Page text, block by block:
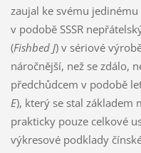
zaujal ke svému
v podobě SSSR
(Fishbed J) v sériové
náročnější, než se zdálo,
předchůdcem v podobě
E), který se stal základem
prakticky pouze celkové
výkresové podklady